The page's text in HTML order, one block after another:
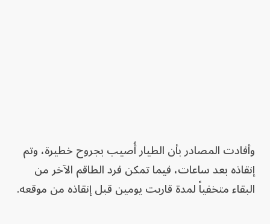
وأفادت المصادر بأن الطيار أُصيب بجروح خطيرة، وتم
إنقاذه بعد ساعات، فيما تمكن فرد الطاقم الآخر من
البقاء متخفياً لمدة قاربت يومين قبل إنقاذه من موقعه.